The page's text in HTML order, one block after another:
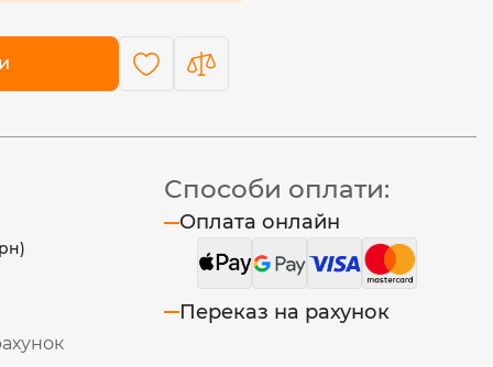
Способи оплати:
Оплата онлайн
Переказ на рахунок